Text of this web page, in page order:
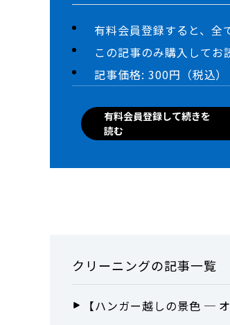
有料会員登録すると、全
この記事のみ購入してお
記事価格: 300円（税込）
有料会員登録して続きを
読む
クリーニングの記事一覧
【ハンガー越しの景色 ─